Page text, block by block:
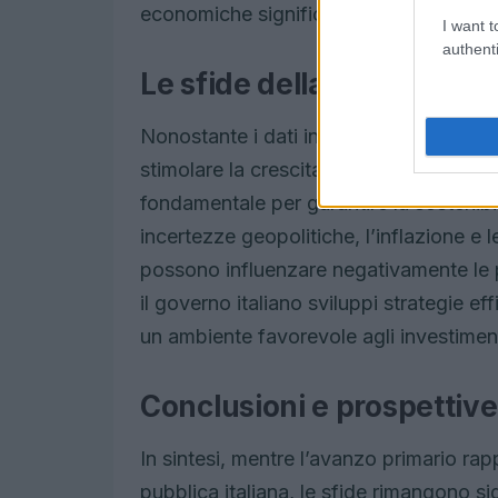
I want
economiche significative.
Le sfide della crescita
Nonostante i dati incoraggianti, il
stimolare la crescita in un contesto
fondamentale per garantire la
incertezze geopolitiche, l’inflazione e
possono influenzare negativamente
il governo italiano sviluppi strategie
un ambiente favorevole agli
Conclusioni e
In sintesi, mentre l’avanzo primario
pubblica italiana, le sfide rimangono